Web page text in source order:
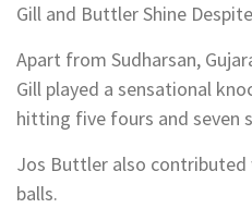
Gill and Buttler Shine
Apart from Sudharsan,
Gill played a sensational
hitting five fours and seven
Jos Buttler also
balls.